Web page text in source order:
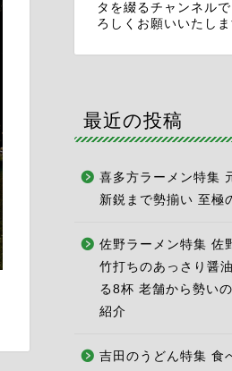
タを綴るチャンネル
ろしくお願いいたしま
最近の投稿
喜多方ラーメン特集
新鋭まで勢揃い 至極
佐野ラーメン特集 佐
竹打ちのあっさり醤
る8杯 老舗から勢い
紹介
吉田のうどん特集 食